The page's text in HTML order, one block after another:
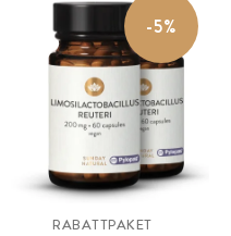
av H. pylori.
-5%
RABATTPAKET